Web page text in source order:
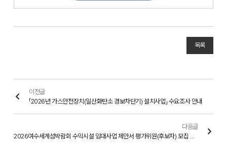
목록
이전글
「2026년 가스안전장치(일산화탄소 경보차단기) 설치사업」 수요조사 안내
다음글
2026여수세계섬박람회 수익시설 임대사업 제안서 평가위원(후보자) 모집 공고문